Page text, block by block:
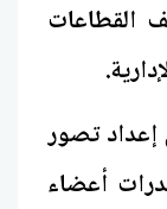
القطاعات
تصور
أعضاء